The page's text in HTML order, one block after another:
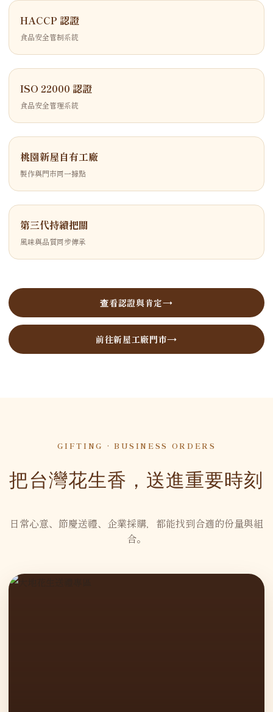
HACCP 認證
食品安全管制系統
ISO 22000 認證
食品安全管理系統
桃園新屋自有工廠
製作與門市同一據點
第三代持續把關
風味與品質同步傳承
查看認證與肯定
前往新屋工廠門市
GIFTING · BUSINESS ORDERS
把台灣花生香，送進重要時刻
日常心意、節慶送禮、企業採購，都能找到合適的份量與組
合。